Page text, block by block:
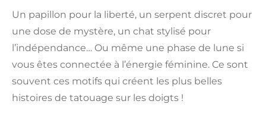
Un papillon pour la liberté, un serpent discret pour
une dose de mystère, un chat stylisé pour
l’indépendance… Ou même une phase de lune si
vous êtes connectée à l’énergie féminine. Ce sont
souvent ces motifs qui créent les plus belles
histoires de tatouage sur les doigts !